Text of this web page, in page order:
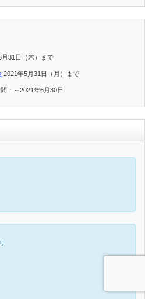
月31日（木）まで
2021年5月31日（月）まで
：～2021年6月30日